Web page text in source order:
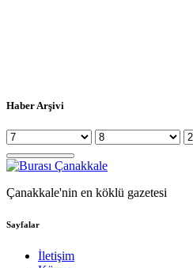
Haber Arşivi
Çanakkale'nin en köklü gazetesi
Sayfalar
İletişim